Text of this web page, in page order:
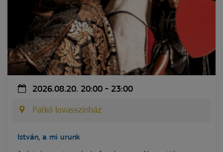
2026.08.20. 20:00 - 23:00
Patkó lovasszínház
István, a mi urunk